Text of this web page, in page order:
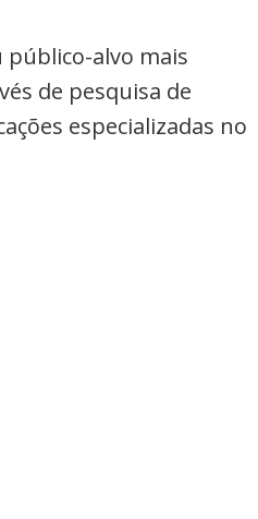
alvo mais
de pesquisa de
especializadas no